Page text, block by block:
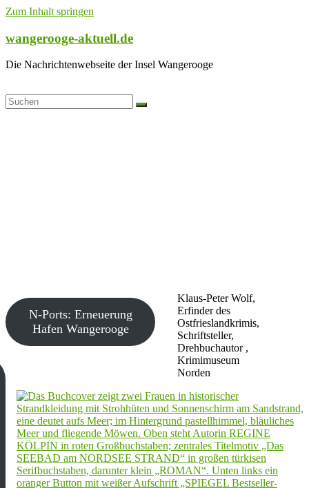
Zum Inhalt springen
wangerooge-aktuell.de
Die Nachrichtenwebseite der Insel Wangerooge
Klaus-Peter Wolf,
Erfinder des
Ostfrieslandkrimis,
Schriftsteller,
Drehbuchautor ,
Krimimuseum
Norden
N-Ports: Erneuerung
Hafen Wangerooge